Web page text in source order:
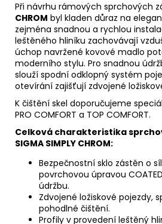
Při návrhu rámových sprchových
CHROM byl kladen důraz na
zejména snadnou a rychlou
leštěného hliníku zachovávají
úchop navržené kovové madlo
moderního stylu. Pro snadnou
slouží spodní odklopný systém
otevírání zajišťují zdvojené
K čištění skel doporučujeme
PRO COMFORT a TOP COMFORT.
Celková charakteristika
SIGMA SIMPLY CHROM:
Bezpečnostní sklo zástěn o
povrchovou úpravou
údržbu.
Zdvojené ložiskové pojezdy,
pohodlné čištění.
Profily v provedení leštěný